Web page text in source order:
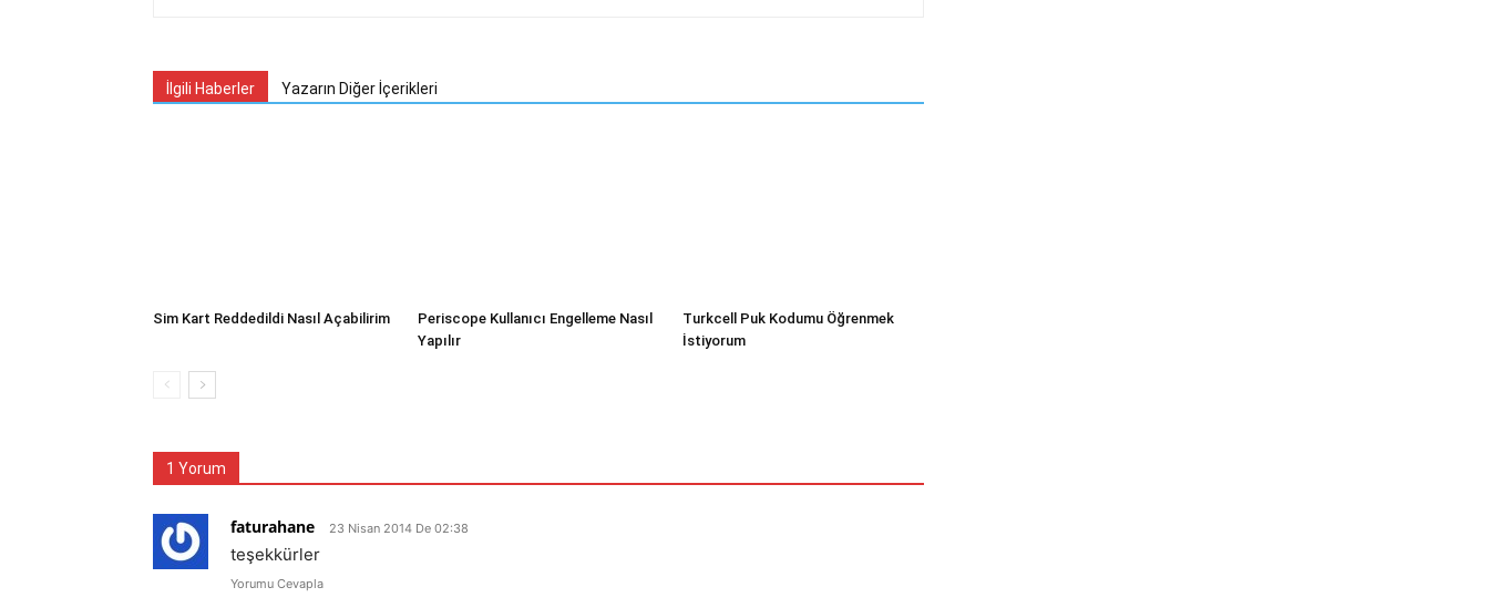
İlgili Haberler Yazarın Diğer İçerikleri
Sim Kart Reddedildi Nasıl Açabilirim
Periscope Kullanıcı Engelleme Nasıl
Yapılır
Turkcell Puk Kodumu Öğrenmek
İstiyorum
1 Yorum
faturahane 23 Nisan 2014 De 02:38
teşekkürler
Yorumu Cevapla